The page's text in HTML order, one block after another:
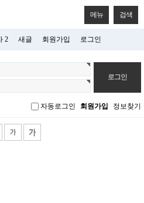
메뉴 검색
2 새글 회원가입 로그인
자동로그인 회원가입 정보찾기